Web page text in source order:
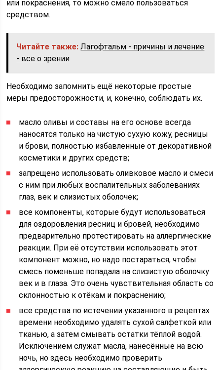
или покраснения, то можно смело пользоваться
средством.
Читайте также: Лагофтальм - причины и лечение
- все о зрении
Необходимо запомнить ещё некоторые простые
меры предосторожности, и, конечно, соблюдать их.
масло оливы и составы на его основе всегда
наносятся только на чистую сухую кожу, ресницы
и брови, полностью избавленные от декоративной
косметики и других средств;
запрещено использовать оливковое масло и смеси
с ним при любых воспалительных заболеваниях
глаз, век и слизистых оболочек;
все компоненты, которые будут использоваться
для оздоровления ресниц и бровей, необходимо
предварительно протестировать на аллергические
реакции. При её отсутствии использовать этот
компонент можно, но надо постараться, чтобы
смесь поменьше попадала на слизистую оболочку
век и в глаза. Это очень чувствительная область со
склонностью к отёкам и покраснению;
все средства по истечении указанного в рецептах
времени необходимо удалять сухой салфеткой или
тканью, а затем смывать остатки тёплой водой.
Исключением служат масла, нанесённые на всю
ночь, но здесь необходимо проверить